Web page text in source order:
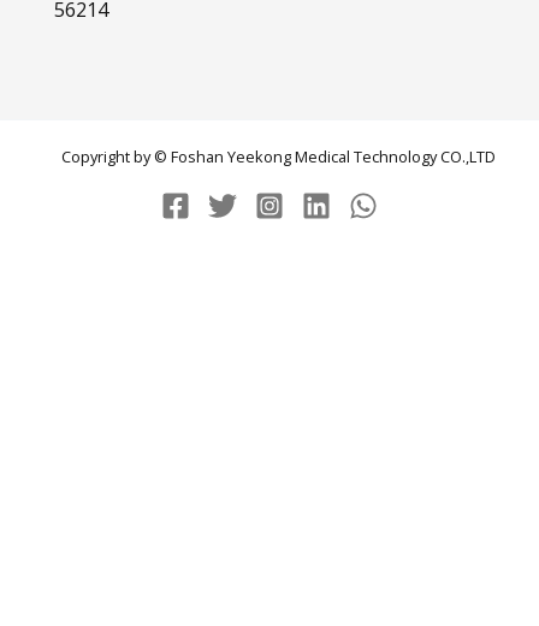
56214
Copyright by © Foshan Yeekong Medical Technology CO.,LTD